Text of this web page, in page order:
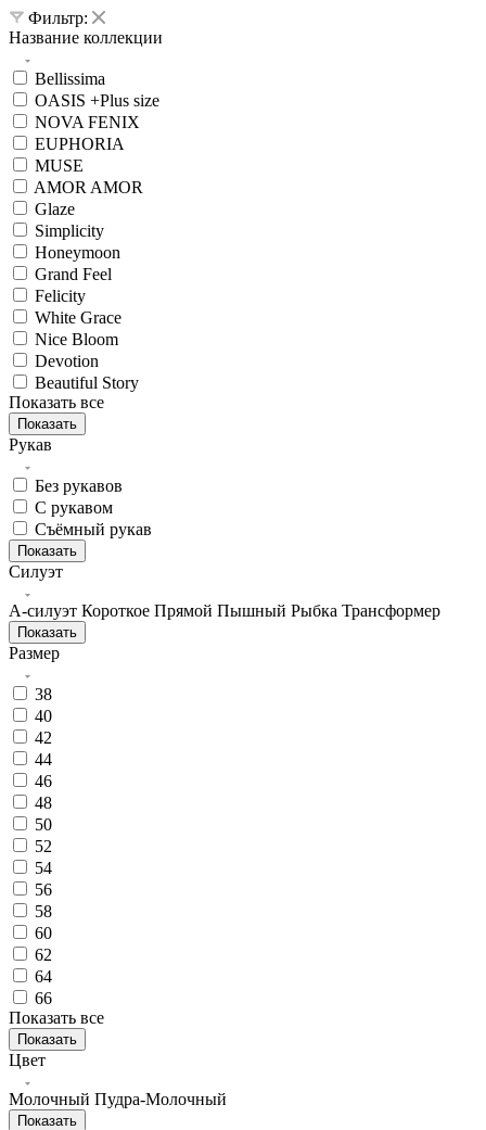
Фильтр:
Название коллекции
Bellissima
OASIS +Plus size
NOVA FENIX
EUPHORIA
MUSE
AMOR AMOR
Glaze
Simplicity
Honeymoon
Grand Feel
Felicity
White Grace
Nice Bloom
Devotion
Beautiful Story
Показать все
Показать
Рукав
Без рукавов
С рукавом
Съёмный рукав
Показать
Силуэт
А-силуэт Короткое Прямой Пышный Рыбка Трансформер
Показать
Размер
38
40
42
44
46
48
50
52
54
56
58
60
62
64
66
Показать все
Показать
Цвет
Молочный Пудра-Молочный
Показать